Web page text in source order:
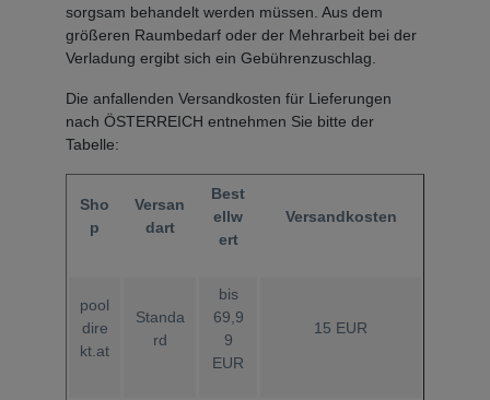
sorgsam behandelt werden müssen. Aus dem
größeren Raumbedarf oder der Mehrarbeit bei der
Verladung ergibt sich ein Gebührenzuschlag.
Die anfallenden Versandkosten für Lieferungen
nach ÖSTERREICH entnehmen Sie bitte der
Tabelle:
Sho
p
Versan
dart
Best
ellw
ert
Versandkosten
pool
dire
kt.at
Standa
rd
bis
69,9
9
EUR
15 EUR